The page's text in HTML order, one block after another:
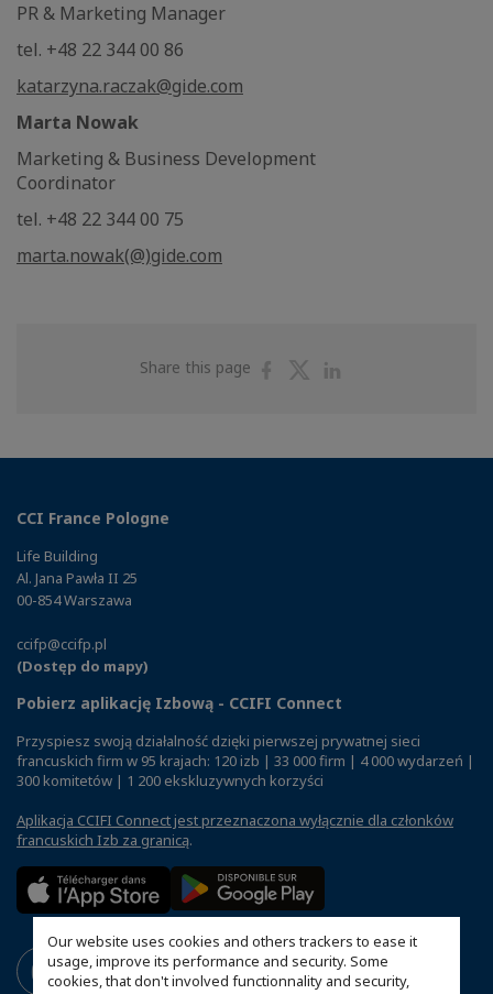
Our website uses cookies and others trackers to ease it
usage, improve its performance and security. Some
cookies, that don't involved functionnality and security,
PR & Marketing Manager
tel. +48 22 344 00 86
katarzyna.raczak@gide.com
Marta Nowak
Marketing & Business Development
Coordinator
tel. +48 22 344 00 75
marta.nowak(@)gide.com
Share this page
ShareShare
CCI France Pologne
Life Building
Al. Jana Pawła II 25
00-854 Warszawa
ccifp@ccifp.pl
(Dostęp do mapy)
Pobierz aplikację Izbową - CCIFI Connect
Przyspiesz swoją działalność dzięki pierwszej prywatnej sieci
francuskich firm w 95 krajach: 120 izb | 33 000 firm | 4 000 wydarzeń |
300 komitetów | 1 200 ekskluzywnych korzyści
Aplikacja CCIFI Connect jest przeznaczona wyłącznie dla członków
francuskich Izb za granicą.